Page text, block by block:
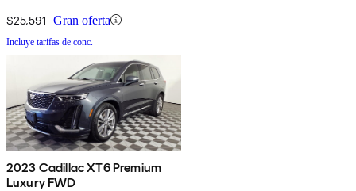
$25,591 Gran oferta
Incluye tarifas de conc.
2023 Cadillac XT6 Premium
Luxury FWD